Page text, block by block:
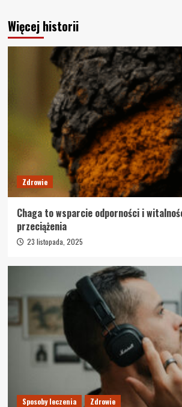
Więcej historii
Zdrowie
Chaga to wsparcie odporności i
przeciążenia
23 listopada, 2025
Sposoby leczenia Zdrowie